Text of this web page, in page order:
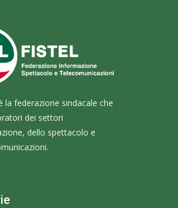
la federazione sindacale che
dei settori
dello spettacolo e